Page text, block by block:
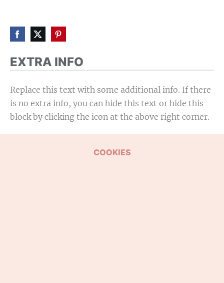
EXTRA INFO
Replace this text with some additional info. If there
is no extra info, you can hide this text or hide this
block by clicking the icon at the above right corner.
COOKIES